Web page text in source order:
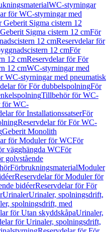
WC-styrningar
för WC-styrningar med
Sigma cistern 12
Sigma cistern 12 cmFör
12 cmReservdelar för
12 cmFör
12 cmReservdelar för För
12 cmWC-styrningar med
WC-styrningar med pneumatisk
för För dubbelspolningFör
Tillbehör för WC-
för WC-
för InstallationssatserFör
Reservdelar för För WC-
Geberit Monolith
för Moduler för WCFör
vägghängda WCFör
golvstående
FörbrukningsmaterialModuler
Reservdelar för Moduler för
bidéerReservdelar för För
UrinalerUrinaler, spolningsdrift,
spolningsdrift, med
för Utan skyddskåpaUrinaler,
för Urinaler, spolningsdrift,